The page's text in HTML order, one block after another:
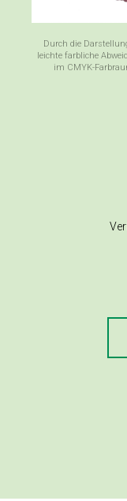
Durch die
leichte farbliche
im CMYK-